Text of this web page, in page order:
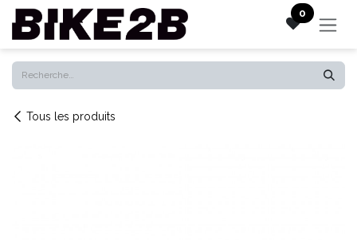
Se rendre au contenu 0
Tous les produits